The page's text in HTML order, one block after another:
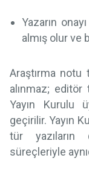
Yazarın
almış olur ve
Araştırma notu
alınmaz; editör
Yayın Kurulu
geçirilir. Yayın
tür yazıların
süreçleriyle